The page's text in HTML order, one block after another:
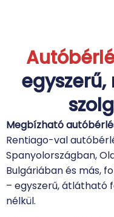
Megbízható
Rentiago-val
Spanyolországban,
Bulgáriában és más,
– egyszerű,
nélkül.